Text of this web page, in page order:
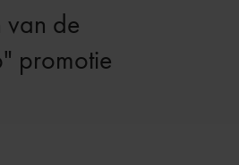
de
promotie